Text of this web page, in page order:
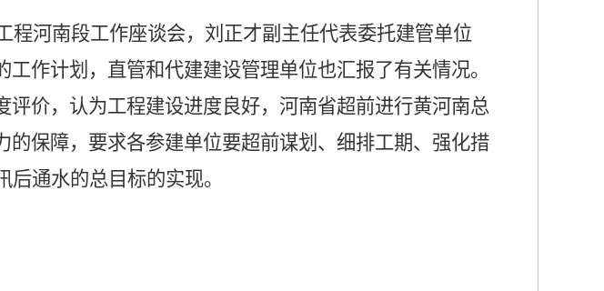
程河南段工作座谈会，刘正才副主任代表委托建管单位
作计划，直管和代建建设管理单位也汇报了有关情况。
价，认为工程建设进度良好，河南省超前进行黄河南总
保障，要求各参建单位要超前谋划、细排工期、强化措
后通水的总目标的实现。